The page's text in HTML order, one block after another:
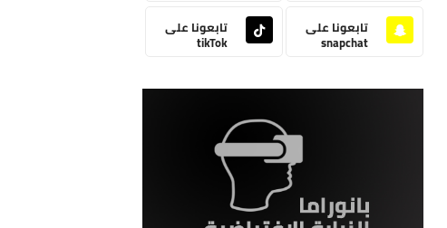
تابعونا على
snapchat
تابعونا على
tikTok